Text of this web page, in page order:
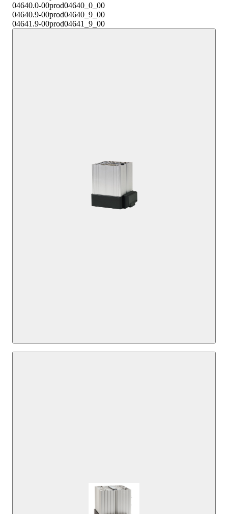
04640.0-00prod04640_0_00
04640.9-00prod04640_9_00
04641.9-00prod04641_9_00